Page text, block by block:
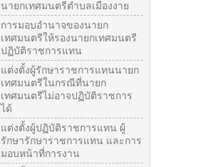
นายกเทศมนตรีตำบลเมืองงาย
การมอบอำนาจของนายก
เทศมนตรีให้รองนายกเทศมนตรี
ปฏิบัติราชการแทน
แต่งตั้งผู้รักษาราชการแทนนายก
เทศมนตรีในกรณีที่นายก
เทศมนตรีไม่อาจปฏิบัติราชการ
ได้
แต่งตั้งผู้ปฏิบัติราชการแทน ผู้
รักษารักษาราชการแทน และการ
มอบหน้าที่การงาน